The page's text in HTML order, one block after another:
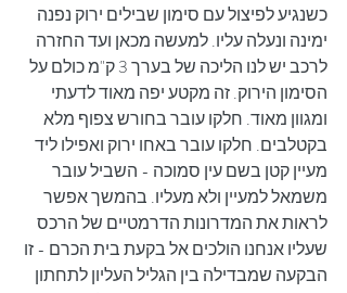
כשנגיע לפיצול עם סימון שבילים ירוק נפנה
ימינה ונעלה עליו. למעשה מכאן ועד החזרה
לרכב יש לנו הליכה של בערך 3 ק"מ כולם על
הסימון הירוק. זה מקטע יפה מאוד לדעתי
ומגוון מאוד. חלקו עובר בחורש צפוף מלא
בקטלבים. חלקו עובר באחו ירוק ואפילו ליד
מעיין קטן בשם עין סמוכה - השביל עובר
משמאל למעיין ולא מעליו. בהמשך אפשר
לראות את המדרונות הדרמטיים של הרכס
שעליו אנחנו הולכים אל בקעת בית הכרם - זו
הבקעה שמבדילה בין הגליל העליון לתחתון